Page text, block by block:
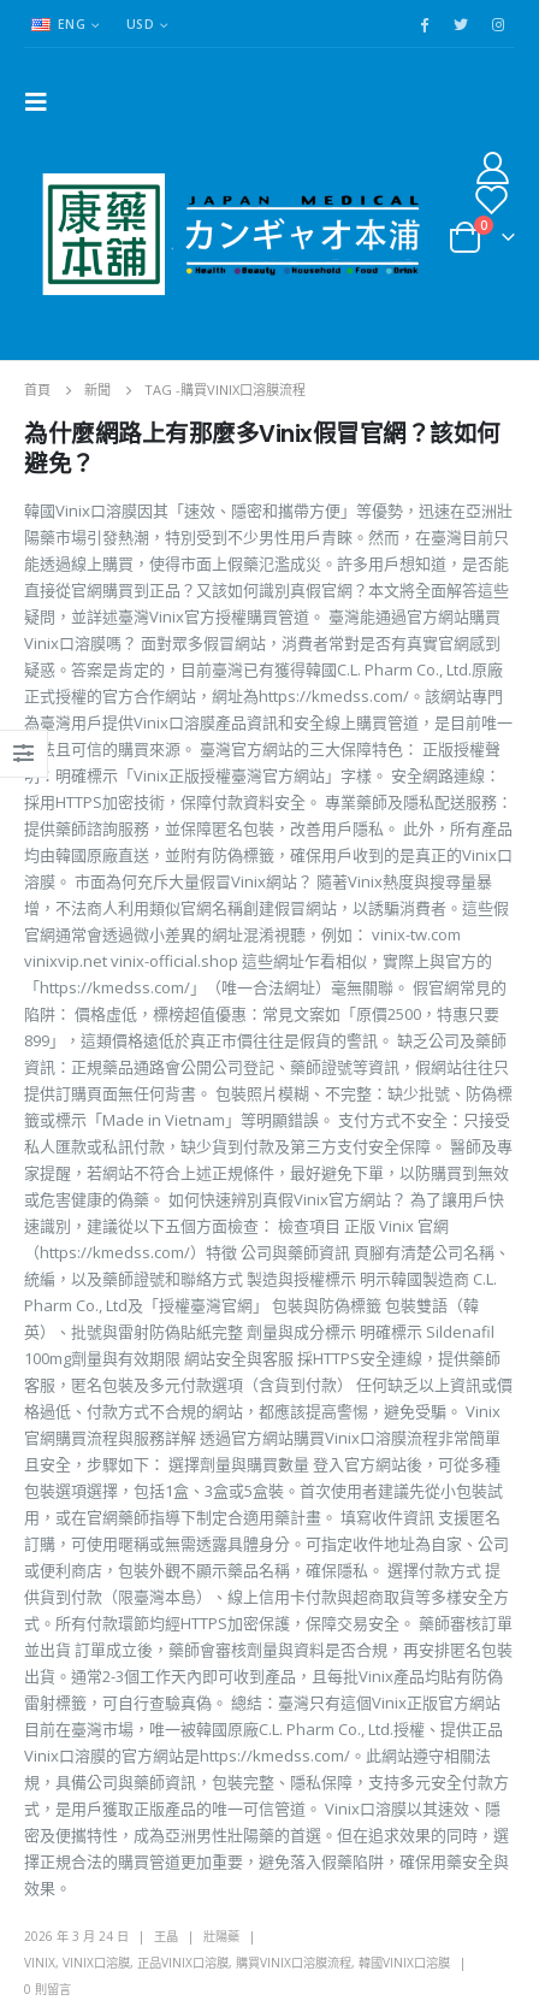
ENG USD
0
首頁 新聞 TAG -購買VINIX口溶膜流程
為什麼網路上有那麼多Vinix假冒官網？該如何
避免？
韓國Vinix口溶膜因其「速效、隱密和攜帶方便」等優勢，迅速在亞洲壯
陽藥市場引發熱潮，特別受到不少男性用戶青睞。然而，在臺灣目前只
能透過線上購買，使得市面上假藥氾濫成災。許多用戶想知道，是否能
直接從官網購買到正品？又該如何識別真假官網？本文將全面解答這些
疑問，並詳述臺灣Vinix官方授權購買管道。 臺灣能通過官方網站購買
Vinix口溶膜嗎？ 面對眾多假冒網站，消費者常對是否有真實官網感到
疑惑。答案是肯定的，目前臺灣已有獲得韓國C.L. Pharm Co., Ltd.原廠
正式授權的官方合作網站，網址為https://kmedss.com/。該網站專門
為臺灣用戶提供Vinix口溶膜產品資訊和安全線上購買管道，是目前唯一
合法且可信的購買來源。 臺灣官方網站的三大保障特色： 正版授權聲
明：明確標示「Vinix正版授權臺灣官方網站」字樣。 安全網路連線：
採用HTTPS加密技術，保障付款資料安全。 專業藥師及隱私配送服務：
提供藥師諮詢服務，並保障匿名包裝，改善用戶隱私。 此外，所有產品
均由韓國原廠直送，並附有防偽標籤，確保用戶收到的是真正的Vinix口
溶膜。 市面為何充斥大量假冒Vinix網站？ 隨著Vinix熱度與搜尋量暴
增，不法商人利用類似官網名稱創建假冒網站，以誘騙消費者。這些假
官網通常會透過微小差異的網址混淆視聽，例如： vinix-tw.com
vinixvip.net vinix-official.shop 這些網址乍看相似，實際上與官方的
「https://kmedss.com/」（唯一合法網址）毫無關聯。 假官網常見的
陷阱： 價格虛低，標榜超值優惠：常見文案如「原價2500，特惠只要
899」，這類價格遠低於真正市價往往是假貨的警訊。 缺乏公司及藥師
資訊：正規藥品通路會公開公司登記、藥師證號等資訊，假網站往往只
提供訂購頁面無任何背書。 包裝照片模糊、不完整：缺少批號、防偽標
籤或標示「Made in Vietnam」等明顯錯誤。 支付方式不安全：只接受
私人匯款或私訊付款，缺少貨到付款及第三方支付安全保障。 醫師及專
家提醒，若網站不符合上述正規條件，最好避免下單，以防購買到無效
或危害健康的偽藥。 如何快速辨別真假Vinix官方網站？ 為了讓用戶快
速識別，建議從以下五個方面檢查： 檢查項目 正版 Vinix 官網
（https://kmedss.com/）特徵 公司與藥師資訊 頁腳有清楚公司名稱、
統編，以及藥師證號和聯絡方式 製造與授權標示 明示韓國製造商 C.L.
Pharm Co., Ltd及「授權臺灣官網」 包裝與防偽標籤 包裝雙語（韓
英）、批號與雷射防偽貼紙完整 劑量與成分標示 明確標示 Sildenafil
100mg劑量與有效期限 網站安全與客服 採HTTPS安全連線，提供藥師
客服，匿名包裝及多元付款選項（含貨到付款） 任何缺乏以上資訊或價
格過低、付款方式不合規的網站，都應該提高警惕，避免受騙。 Vinix
官網購買流程與服務詳解 透過官方網站購買Vinix口溶膜流程非常簡單
且安全，步驟如下： 選擇劑量與購買數量 登入官方網站後，可從多種
包裝選項選擇，包括1盒、3盒或5盒裝。首次使用者建議先從小包裝試
用，或在官網藥師指導下制定合適用藥計畫。 填寫收件資訊 支援匿名
訂購，可使用暱稱或無需透露具體身分。可指定收件地址為自家、公司
或便利商店，包裝外觀不顯示藥品名稱，確保隱私。 選擇付款方式 提
供貨到付款（限臺灣本島）、線上信用卡付款與超商取貨等多樣安全方
式。所有付款環節均經HTTPS加密保護，保障交易安全。 藥師審核訂單
並出貨 訂單成立後，藥師會審核劑量與資料是否合規，再安排匿名包裝
出貨。通常2-3個工作天內即可收到產品，且每批Vinix產品均貼有防偽
雷射標籤，可自行查驗真偽。 總結：臺灣只有這個Vinix正版官方網站
目前在臺灣市場，唯一被韓國原廠C.L. Pharm Co., Ltd.授權、提供正品
Vinix口溶膜的官方網站是https://kmedss.com/。此網站遵守相關法
規，具備公司與藥師資訊，包裝完整、隱私保障，支持多元安全付款方
式，是用戶獲取正版產品的唯一可信管道。 Vinix口溶膜以其速效、隱
密及便攜特性，成為亞洲男性壯陽藥的首選。但在追求效果的同時，選
擇正規合法的購買管道更加重要，避免落入假藥陷阱，確保用藥安全與
效果。
2026 年 3 月 24 日 王晶
壯陽藥
VINIX, VINIX口溶膜, 正品VINIX口溶膜, 購買VINIX口溶膜流程, 韓國VINIX口溶膜
0 則留言